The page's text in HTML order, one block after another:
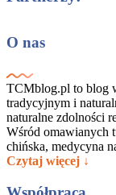
O nas
TCMblog.pl to blog
tradycyjnym i
naturalne zdolności
Wśród omawianych
chińska, medycyna
Czytaj więcej ↓